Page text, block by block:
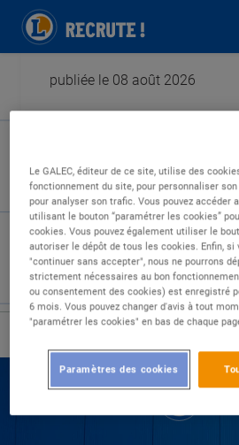
publiée le 08 août 2026
Type de contrat :
Expérience :
Études :
Le GALEC, éditeur de ce site, utilise des
fonctionnement du site, pour personnaliser
pour analyser son trafic. Vous pouvez accéder
utilisant le bouton “paramétrer les cookies”
cookies. Vous pouvez également utiliser le
autoriser le dépôt de tous les cookies. Enfin, si
"continuer sans accepter", nous ne pourrons
strictement nécessaires au bon
ou consentement des cookies) est enregistré
6 mois. Vous pouvez changer d'avis à tout
"paramétrer les cookies" en bas de chaque
Paramètres des cookies